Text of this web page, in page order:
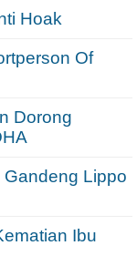
Hoak
Of
Dorong
Lippo
Ibu